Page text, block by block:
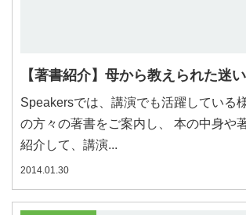
【著書紹介】母から教えられた迷
Speakersでは、講演でも活躍している
の方々の著書をご案内し、 本の中身や
紹介して、講演...
2014.01.30